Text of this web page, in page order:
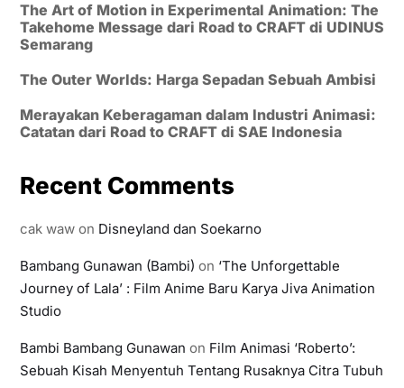
The Art of Motion in Experimental Animation: The
Takehome Message dari Road to CRAFT di UDINUS
Semarang
The Outer Worlds: Harga Sepadan Sebuah Ambisi
Merayakan Keberagaman dalam Industri Animasi:
Catatan dari Road to CRAFT di SAE Indonesia
Recent Comments
cak wawon Disneyland dan Soekarno
Bambang Gunawan (Bambi) on ‘The Unforgettable
Journey of Lala’ : Film Anime Baru Karya Jiva Animation
Studio
Bambi Bambang Gunawan on Film Animasi ‘Roberto’:
Sebuah Kisah Menyentuh Tentang Rusaknya Citra Tubuh